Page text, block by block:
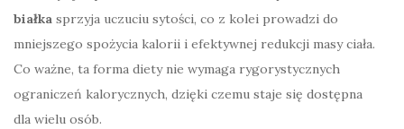
białka sprzyja uczuciu sytości, co z kolei prowadzi do
mniejszego spożycia kalorii i efektywnej redukcji masy ciała.
Co ważne, ta forma diety nie wymaga rygorystycznych
ograniczeń kalorycznych, dzięki czemu staje się dostępna
dla wielu osób.